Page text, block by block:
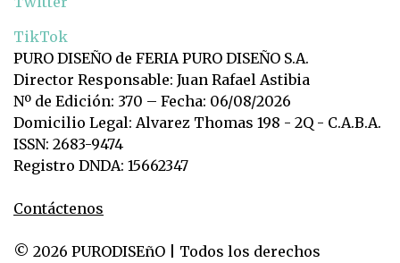
TikTok
PURO DISEÑO de FERIA PURO DISEÑO S.A.
Director Responsable: Juan Rafael Astibia
Nº de Edición: 370 – Fecha: 06/08/2026
Domicilio Legal: Alvarez Thomas 198 - 2Q - C.A.B.A.
ISSN: 2683-9474
Registro DNDA: 15662347
Contáctenos
© 2026 PURODISEñO | Todos los derechos